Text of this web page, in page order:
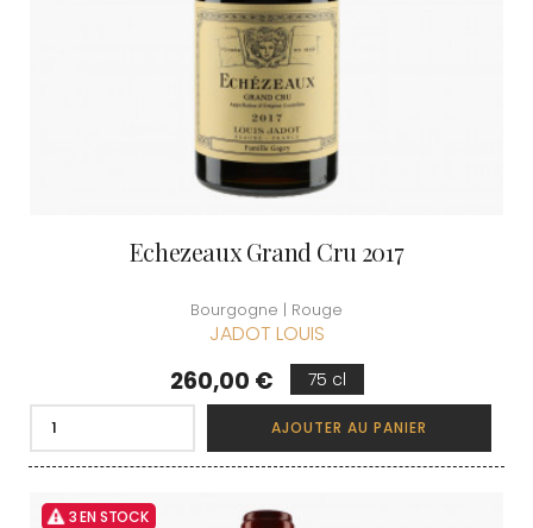
Echezeaux Grand Cru 2017
Bourgogne | Rouge
JADOT LOUIS
Prix
260,00 € 75 cl
AJOUTER AU PANIER
3 EN STOCK